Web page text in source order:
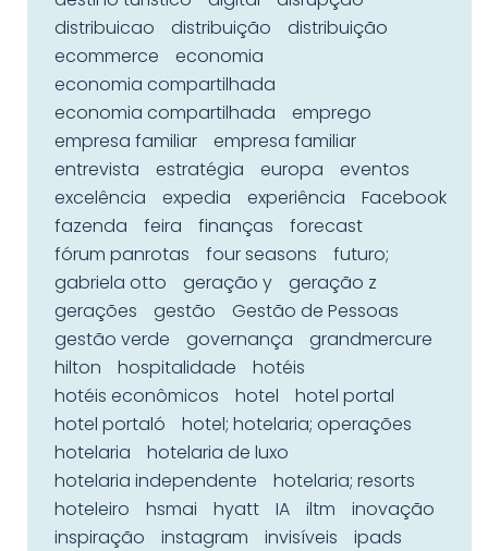
distribuicao
distribuição
distribuição
ecommerce
economia
economia compartilhada
economia compartilhada
emprego
empresa familiar
empresa familiar
entrevista
estratégia europa
eventos
excelência
expedia experiência
Facebook
fazenda
feira finanças
forecast
fórum panrotas
four seasons
futuro;
gabriela otto
geração y
geração z
gerações
gestão
Gestão de Pessoas
gestão verde
governança
grandmercure
hilton
hospitalidade
hotéis
hotéis econômicos
hotel
hotel portal
hotel portaló
hotel; hotelaria; operações
hotelaria
hotelaria de luxo
hotelaria independente
hotelaria; resorts
hoteleiro
hsmai hyatt IA iltm
inovação
inspiração
instagram invisíveis
ipads